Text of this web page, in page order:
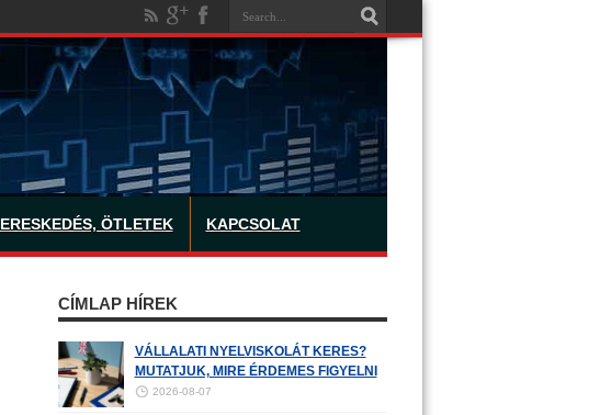
ÖTLETEK KAPCSOLAT
CÍMLAP HÍREK
VÁLLALATI NYELVISKOLÁT KERES?
MUTATJUK, MIRE ÉRDEMES FIGYELNI
2026-08-07